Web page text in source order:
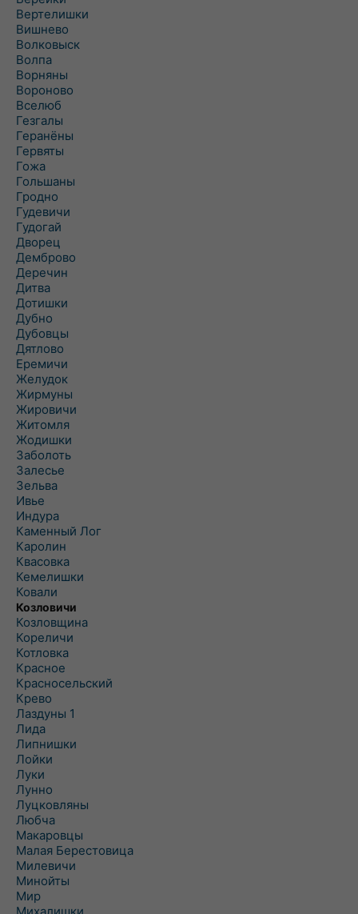
Вертелишки
Вишнево
Волковыск
Волпа
Ворняны
Вороново
Вселюб
Гезгалы
Геранёны
Гервяты
Гожа
Гольшаны
Гродно
Гудевичи
Гудогай
Дворец
Демброво
Деречин
Дитва
Дотишки
Дубно
Дубовцы
Дятлово
Еремичи
Желудок
Жирмуны
Жировичи
Житомля
Жодишки
Заболоть
Залесье
Зельва
Ивье
Индура
Каменный Лог
Каролин
Квасовка
Кемелишки
Ковали
Козловичи
Козловщина
Кореличи
Котловка
Красное
Красносельский
Крево
Лаздуны 1
Лида
Липнишки
Лойки
Луки
Лунно
Луцковляны
Любча
Макаровцы
Малая Берестовица
Милевичи
Минойты
Мир